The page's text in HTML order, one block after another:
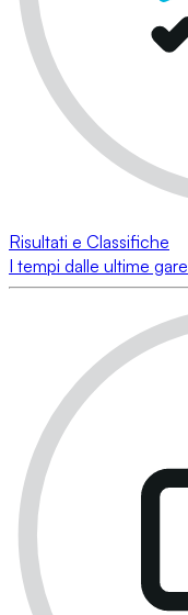
Risultati e Classifiche
I tempi dalle ultime gare